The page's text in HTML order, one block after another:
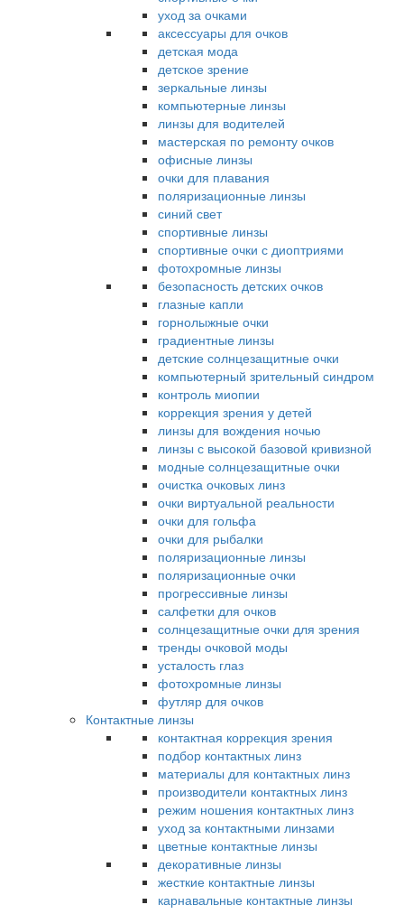
уход за очками
аксессуары для очков
детская мода
детское зрение
зеркальные линзы
компьютерные линзы
линзы для водителей
мастерская по ремонту очков
офисные линзы
очки для плавания
поляризационные линзы
синий свет
спортивные линзы
спортивные очки с диоптриями
фотохромные линзы
безопасность детских очков
глазные капли
горнолыжные очки
градиентные линзы
детские солнцезащитные очки
компьютерный зрительный синдром
контроль миопии
коррекция зрения у детей
линзы для вождения ночью
линзы с высокой базовой кривизной
модные солнцезащитные очки
очистка очковых линз
очки виртуальной реальности
очки для гольфа
очки для рыбалки
поляризационные линзы
поляризационные очки
прогрессивные линзы
салфетки для очков
солнцезащитные очки для зрения
тренды очковой моды
усталость глаз
фотохромные линзы
футляр для очков
Контактные линзы
контактная коррекция зрения
подбор контактных линз
материалы для контактных линз
производители контактных линз
режим ношения контактных линз
уход за контактными линзами
цветные контактные линзы
декоративные линзы
жесткие контактные линзы
карнавальные контактные линзы